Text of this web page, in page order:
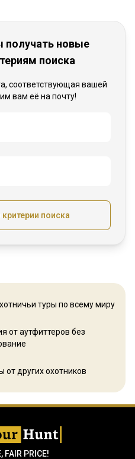
получать новые
поиска
соответствующая вашей
вам её на почту!
поиска
туры по всему миру
от аутфиттеров без
от других охотников
FAIR PRICE!